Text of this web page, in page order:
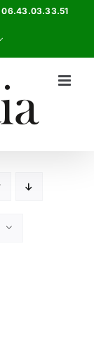
06.43.03.33.51